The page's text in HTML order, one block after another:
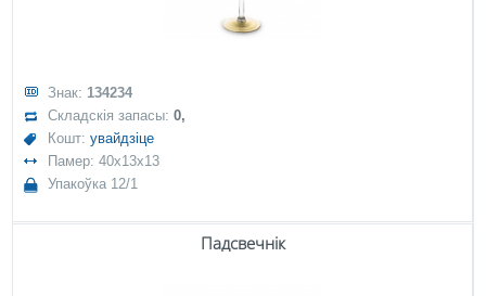
Знак: 134234
Складскія запасы:0,
Кошт:увайдзіце
Памер: 40x13x13
Упакоўка 12/1
Падсвечнік